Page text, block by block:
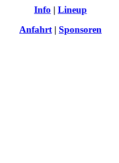
Info | Lineup
Anfahrt| Sponsoren